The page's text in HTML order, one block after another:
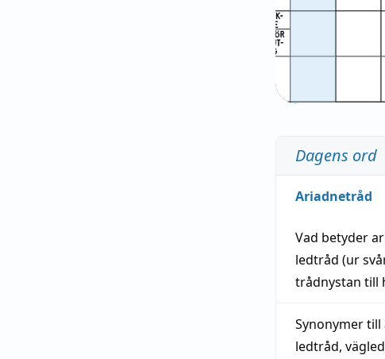
Dagens ord
Ariadnetråd
Vad betyder
ledtråd (ur
trådnystan till
Synonymer till
ledtråd,